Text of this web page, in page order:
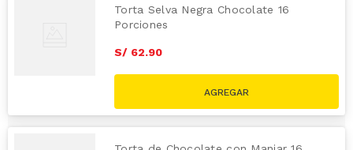
Torta Selva Negra Chocolate 16
Porciones
S/ 62.90